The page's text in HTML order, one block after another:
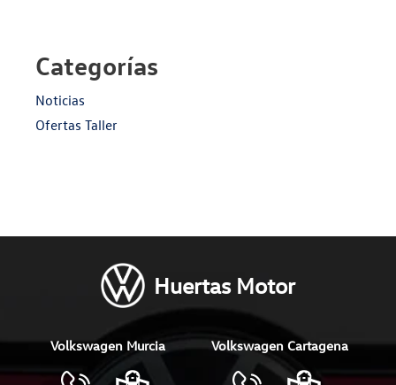
Categorías
Noticias
Ofertas Taller
Huertas Motor
Volkswagen Murcia Volkswagen Cartagena